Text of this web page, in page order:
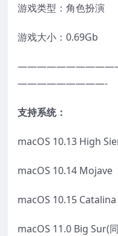
游戏类型：角色扮演
游戏大小：0.69Gb
—————————-
支持系统：
macOS 10.13 High
macOS 10.14 Mojave
macOS 10.15 Catalina
macOS 11.0 Big Sur(